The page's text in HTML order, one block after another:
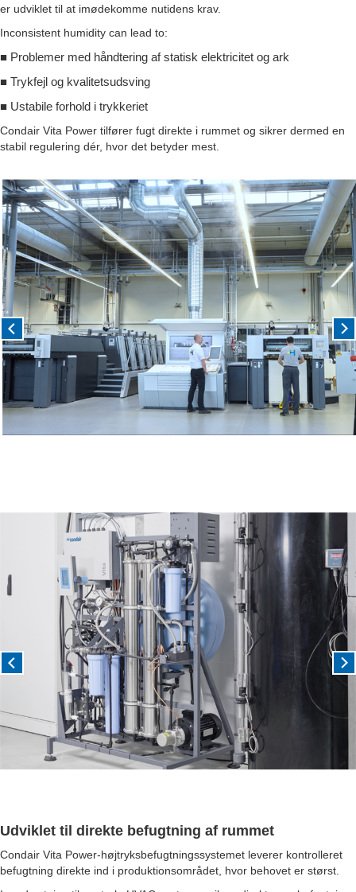
er udviklet til at imødekomme nutidens krav.
Inconsistent humidity can lead to:
■ Problemer med håndtering af statisk elektricitet og ark
■ Trykfejl og kvalitetsudsving
■ Ustabile forhold i trykkeriet
Condair Vita Power tilfører fugt direkte i rummet og sikrer dermed en
stabil regulering dér, hvor det betyder mest.
Previous
Previous
Udviklet til direkte befugtning af rummet
Condair Vita Power-højtryksbefugtningssystemet leverer kontrolleret
befugtning direkte ind i produktionsområdet, hvor behovet er størst.